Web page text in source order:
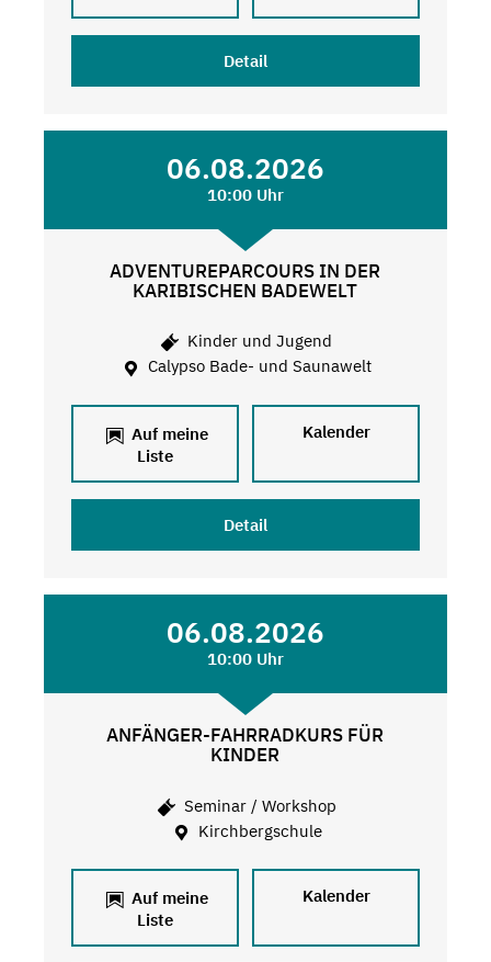
Detail
06.08.2026
10:00 Uhr
ADVENTUREPARCOURS IN DER
KARIBISCHEN BADEWELT
Kinder und Jugend
Calypso Bade- und Saunawelt
Auf meine
Liste
Kalender
Detail
06.08.2026
10:00 Uhr
ANFÄNGER-FAHRRADKURS FÜR
KINDER
Seminar / Workshop
Kirchbergschule
Auf meine
Liste
Kalender